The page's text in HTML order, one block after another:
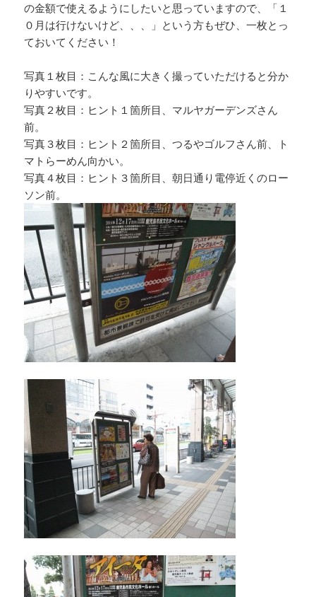
の金額で使えるようにしたいと思っていますので、「１
０月は行けないけど、、、」という方もぜひ、一枚とっ
ておいてください！
写真１枚目：こんな風に大きく撮っていただけると分か
りやすいです。
写真２枚目：ヒント１箇所目、マルヤガーデンズさん
前。
写真３枚目：ヒント２箇所目、つるやゴルフさん前、ト
マトらーめん向かい。
写真４枚目：ヒント３箇所目、朝日通り電停近くのロー
ソン前。